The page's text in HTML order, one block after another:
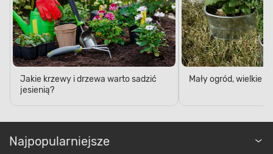
Jakie krzewy i drzewa warto sadzić
jesienią?
Mały ogród, wielkie
Najpopularniejsze